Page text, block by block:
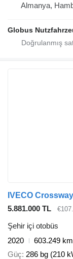
Almanya,
Globus
IVECO
5.881.000 TL
Şehir içi otobüs
2020
603.249 km
Güç 286 bg (210